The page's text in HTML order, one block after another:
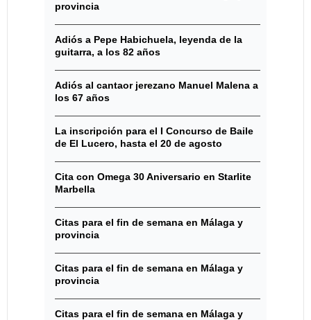
provincia
Adiós a Pepe Habichuela, leyenda de la
guitarra, a los 82 años
Adiós al cantaor jerezano Manuel Malena a
los 67 años
La inscripción para el I Concurso de Baile
de El Lucero, hasta el 20 de agosto
Cita con Omega 30 Aniversario en Starlite
Marbella
Citas para el fin de semana en Málaga y
provincia
Citas para el fin de semana en Málaga y
provincia
Citas para el fin de semana en Málaga y